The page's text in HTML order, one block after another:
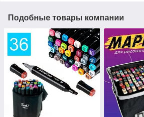
Подобные товары компании